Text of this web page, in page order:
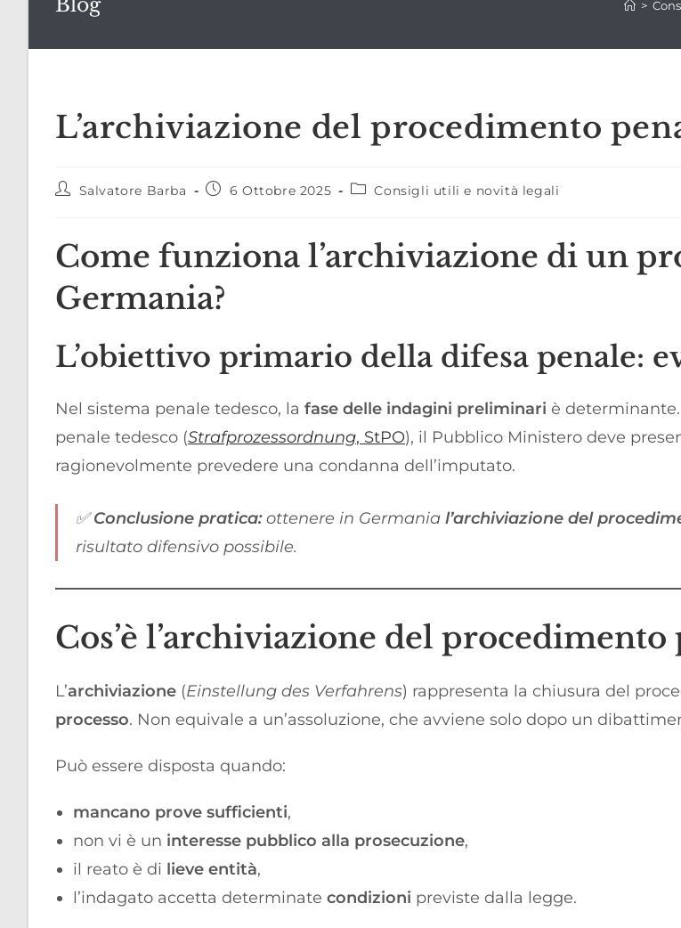
Blog >
L’archiviazione del procedimento
AutoreSalvatore Barba
Articolo
6 Ottobre 2025
Categoria
Consigli utili e novità legali
Come funziona l’archiviazione di un
Germania?
L’obiettivo primario della difesa penale:
Nel sistema penale tedesco, la fase delle indagini preliminari è
penale tedesco (Strafprozessordnung, StPO), il Pubblico Ministero deve
ragionevolmente prevedere una condanna dell’imputato.
✅Conclusione pratica:ottenere in Germania l’archiviazione del
risultato difensivo possibile.
Cos’è l’archiviazione del procedimento
L’archiviazione (Einstellung des Verfahrens) rappresenta la chiusura del
processo. Non equivale a un’assoluzione, che avviene solo dopo un
Può essere disposta quando:
mancano prove sufficienti,
non vi è un interesse pubblico alla prosecuzione,
il reato è di lieve entità,
l’indagato accetta determinate condizioni previste dalla legge.